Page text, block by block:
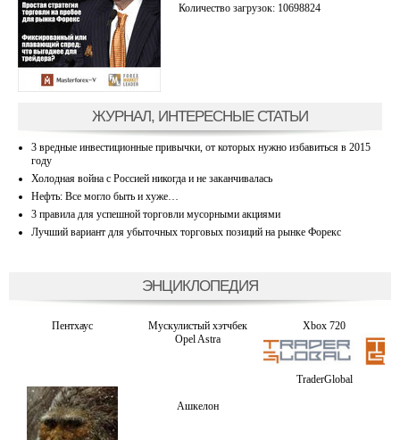
Количество загрузок: 10698824
ЖУРНАЛ, ИНТЕРЕСНЫЕ СТАТЬИ
3 вредные инвестиционные привычки, от которых нужно избавиться в 2015
году
Холодная война с Россией никогда и не заканчивалась
Нефть: Все могло быть и хуже…
3 правила для успешной торговли мусорными акциями
Лучший вариант для убыточных торговых позиций на рынке Форекс
ЭНЦИКЛОПЕДИЯ
Пентхаус
Мускулистый хэтчбек
Opel Astra
Xbox 720
TraderGlobal
Ашкелон